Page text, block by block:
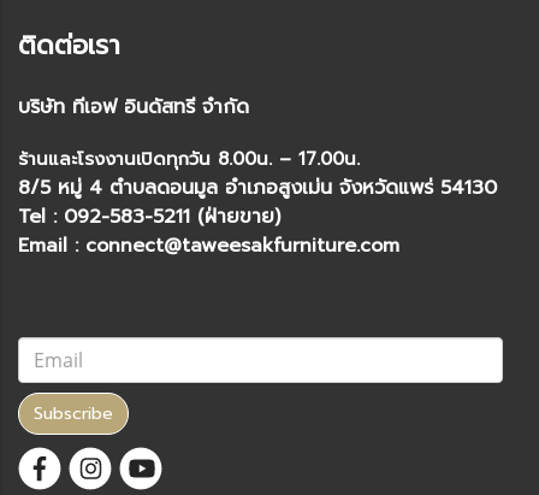
ติดต่อเรา
บริษัท ทีเอฟ อินดัสทรี จำกัด
ร้านและโรงงานเปิดทุกวัน 8.00น. – 17.00น.
8/5 หมู่ 4 ตำบลดอนมูล อำเภอสูงเม่น จังหวัดแพร่ 54130
Tel : 092-583-5211 (ฝ่ายขาย)
Email : connect@taweesakfurniture.com
Subscribe